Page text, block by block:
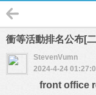
衝等活動排名公布[
StevenVumn
2024-4-24
front office